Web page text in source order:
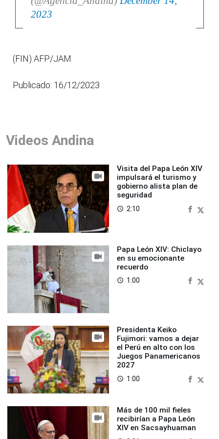
2023
(FIN) AFP/JAM
Publicado: 16/12/2023
Videos Andina
Visita del Papa León XIV
impulsará el turismo y
gobierno alista plan de
seguridad
access_time 2:10
Papa León XIV: Chiclayo
en su emocionante
recuerdo
access_time 1:00
Presidenta Keiko
Fujimori: vamos a dejar
el Perú en alto con los
Juegos Panamericanos
2027
access_time 1:00
Más de 100 mil fieles
recibirían a Papa León
XIV en Sacsayhuaman